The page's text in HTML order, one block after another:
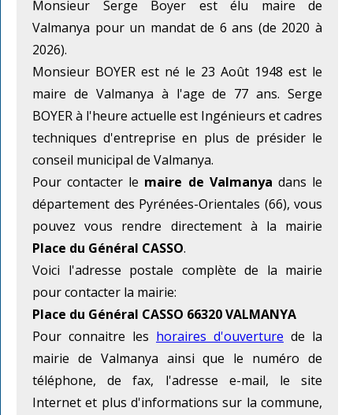
Monsieur Serge Boyer est élu maire de
Valmanya pour un mandat de 6 ans (de 2020 à
2026).
Monsieur BOYER est né le 23 Août 1948 est le
maire de Valmanya à l'age de 77 ans. Serge
BOYER à l'heure actuelle est Ingénieurs et cadres
techniques d'entreprise en plus de présider le
conseil municipal de Valmanya.
Pour contacter le maire de Valmanya dans le
département des Pyrénées-Orientales (66), vous
pouvez vous rendre directement à la mairie
Place du Général CASSO.
Voici l'adresse postale complète de la mairie
pour contacter la mairie:
Place du Général CASSO 66320 VALMANYA
Pour connaitre les horaires d'ouverture de la
mairie de Valmanya ainsi que le numéro de
téléphone, de fax, l'adresse e-mail, le site
Internet et plus d'informations sur la commune,